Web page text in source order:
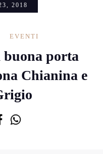
2018
EVENTI
buona porta
Chianina e